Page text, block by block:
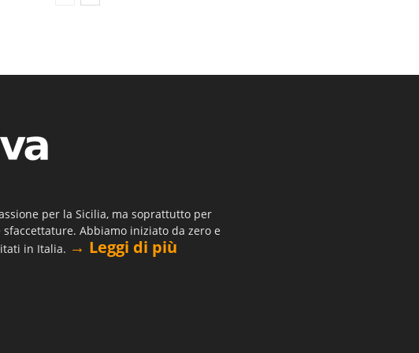
per la Sicilia, ma soprattutto per
Abbiamo iniziato da zero e
in Italia. → Leggi di più